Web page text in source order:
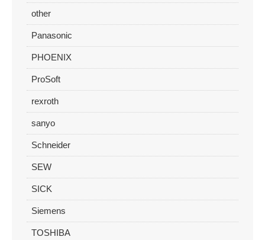
other
Panasonic
PHOENIX
ProSoft
rexroth
sanyo
Schneider
SEW
SICK
Siemens
TOSHIBA